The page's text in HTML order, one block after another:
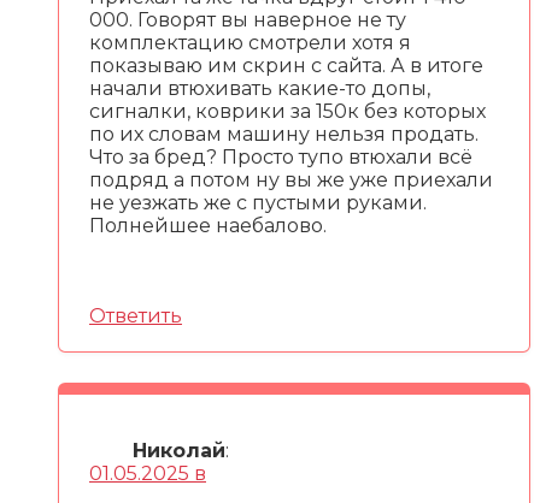
000. Говорят вы наверное не ту
комплектацию смотрели хотя я
показываю им скрин с сайта. А в итоге
начали втюхивать какие-то допы,
сигналки, коврики за 150к без которых
по их словам машину нельзя продать.
Что за бред? Просто тупо втюхали всё
подряд а потом ну вы же уже приехали
не уезжать же с пустыми руками.
Полнейшее наебалово.
Ответить
Николай:
01.05.2025 в